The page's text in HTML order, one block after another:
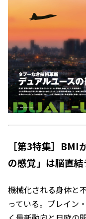
［第3特集］
の感覚」は脳直
機械化される身体と
っている。ブレイン